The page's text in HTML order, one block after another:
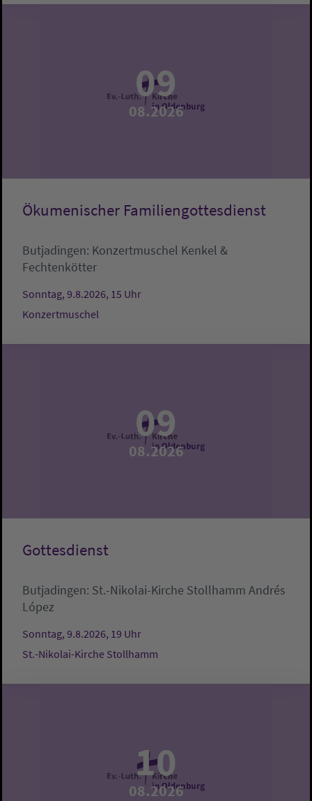
09
08.2026
Ökumenischer Familiengottesdienst
Butjadingen: Konzertmuschel Kenkel &
Fechtenkötter
Sonntag, 9.8.2026, 15 Uhr
Konzertmuschel
09
08.2026
Gottesdienst
Butjadingen: St.-Nikolai-Kirche Stollhamm Andrés
López
Sonntag, 9.8.2026, 19 Uhr
St.-Nikolai-Kirche Stollhamm
10
08.2026